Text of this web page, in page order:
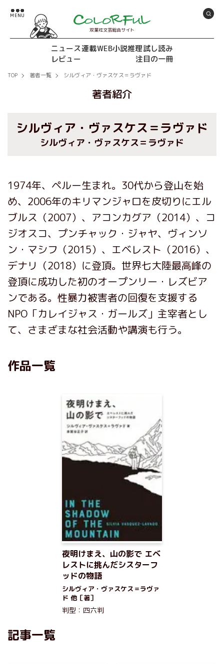
双葉社文芸総合サイト
ニュース連載WEB小説推理試し読み
レビュー
注目の一冊
TOP 著者一覧 シルヴィア・ヴァスケス＝ラヴァド
著者紹介
シルヴィア・ヴァスケス＝ラヴァド
シルヴィア・ヴァスケス＝ラヴァド
1974年、ペルー生まれ。30代から登山を始
め、2006年のキリマンジャロを皮切りにエル
ブルス（2007）、アコンカグア（2014）、コ
ジオスコ、プンチャック・ジャヤ、ヴィンソ
ン・マシフ（2015）、エベレスト（2016）、
デナリ（2018）に登頂。世界七大陸最高峰の
登頂に成功した初のオープンリー・レズビア
ンである。性暴力被害者の回復を支援する
NPO「カレイジャス・ガールズ」主宰者とし
て、さまざまな社会活動や講演も行う。
作品一覧
夜明けまえ、山の影で エベ
レストに挑んだシスターフ
ッドの物語
シルヴィア・ヴァスケス＝ラヴァ
ド 他［著］
判型：四六判
記事一覧